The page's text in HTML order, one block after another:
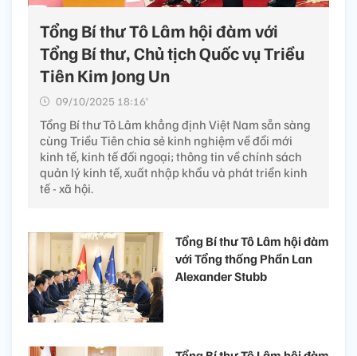
Tổng Bí thư Tô Lâm hội đàm với
Tổng Bí thư, Chủ tịch Quốc vụ Triều
Tiên Kim Jong Un
09/10/2025 18:16’
Tổng Bí thư Tô Lâm khẳng định Việt Nam sẵn sàng
cùng Triều Tiên chia sẻ kinh nghiệm về đổi mới
kinh tế, kinh tế đối ngoại; thông tin về chính sách
quản lý kinh tế, xuất nhập khẩu và phát triển kinh
tế - xã hội.
Tổng Bí thư Tô Lâm hội đàm
với Tổng thống Phần Lan
Alexander Stubb